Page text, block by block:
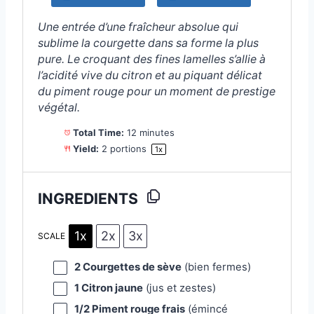
s
s
s
Une entrée d’une fraîcheur absolue qui
sublime la courgette dans sa forme la plus
pure. Le croquant des fines lamelles s’allie à
l’acidité vive du citron et au piquant délicat
du piment rouge pour un moment de prestige
végétal.
Total Time: 12 minutes
Yield: 2 portions 1x
INGREDIENTS
SCALE 1x 2x 3x
2Courgettes de sève(bien fermes)
1 Citron jaune(jus et zestes)
1/2Piment rouge frais(émincé